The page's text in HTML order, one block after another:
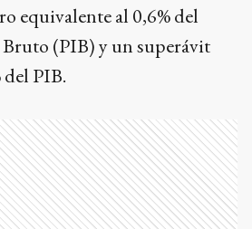
equivalente al 0,6% del
(PIB) y un superávit
PIB.